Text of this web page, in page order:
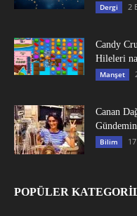
Dergi 2
Candy
Hileleri
Manşet
Canan
Bilim
POPÜLER